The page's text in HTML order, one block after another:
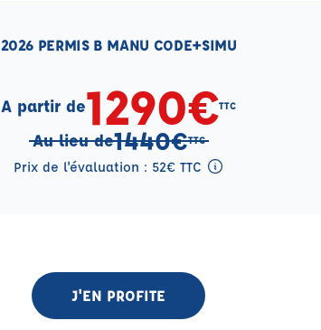
2026 PERMIS B MANU CODE+SIMU
A partir de1290€TTC
Au lieu de1440€TTC
Prix de l'évaluation : 52€ TTC
J'EN PROFITE